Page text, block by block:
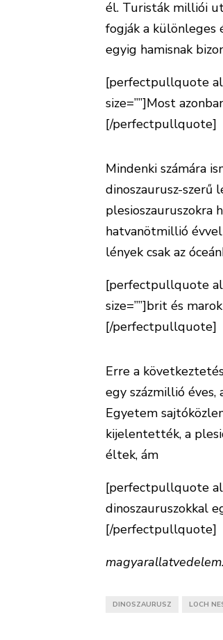
él. Turisták milliói
fogják a különleges
egyig hamisnak
[perfectpullquote
size=””]Most
[/perfectpullquote]
Mindenki számára
dinoszaurusz-szerű
plesioszauruszokra
hatvanötmillió
lények csak az
[perfectpullquote
size=””]brit és
[/perfectpullquote]
Erre a
egy százmillió
Egyetem
kijelentették, a
éltek, ám
[perfectpullquote
dinoszauruszokkal
[/perfectpullquote]
DINOSZAURUSZ LOCH